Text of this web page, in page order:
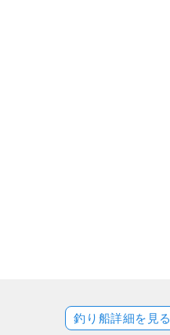
釣り船詳細を見る